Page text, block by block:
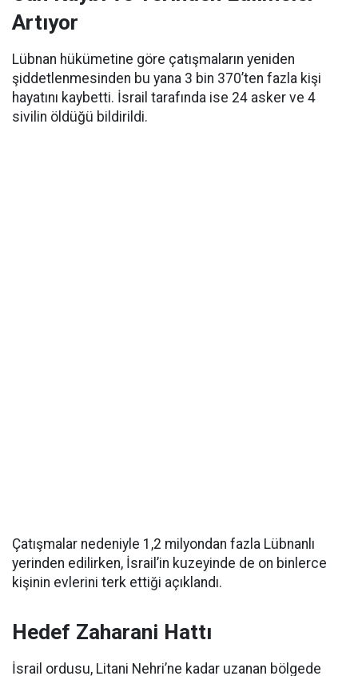
Artıyor
Lübnan hükümetine göre çatışmaların yeniden
şiddetlenmesinden bu yana 3 bin 370’ten fazla kişi
hayatını kaybetti. İsrail tarafında ise 24 asker ve 4
sivilin öldüğü bildirildi.
Çatışmalar nedeniyle 1,2 milyondan fazla Lübnanlı
yerinden edilirken, İsrail’in kuzeyinde de on binlerce
kişinin evlerini terk ettiği açıklandı.
Hedef Zaharani Hattı
İsrail ordusu, Litani Nehri’ne kadar uzanan bölgede